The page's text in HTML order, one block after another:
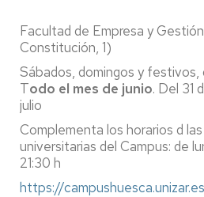
Facultad de Empresa y
Constitución, 1)
Sábados, domingos y festivos,
Todo el mes de junio. Del 31
julio
Complementa los horarios d
universitarias del Campus: de
21:30 h
https://